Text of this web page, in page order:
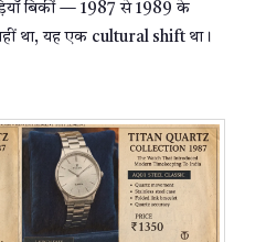
बिकीं — 1987 से 1989 के
था, यह एक cultural shift था।